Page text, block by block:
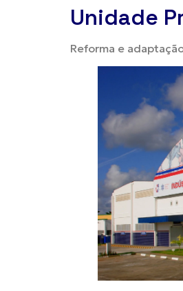
Unidade
Reforma e